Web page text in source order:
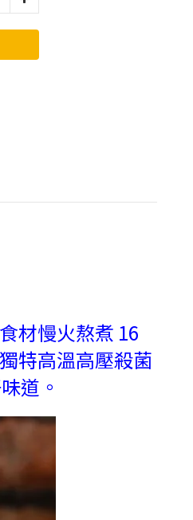
材慢火熬煮 16
特高溫高壓殺菌
道。